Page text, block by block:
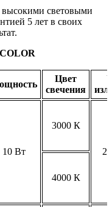
высокими световыми
5 лет в своих
Цвет
свечения
10 Вт
3000 К
4000 К